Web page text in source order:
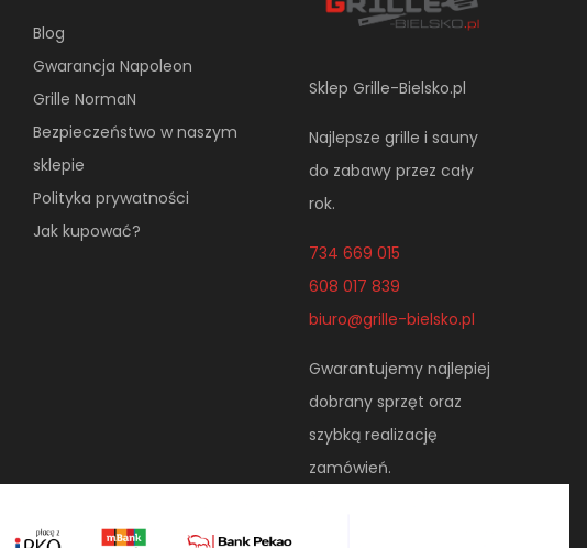
Blog
Gwarancja Napoleon
Grille NormaN
Bezpieczeństwo w naszym
sklepie
Polityka prywatności
Jak kupować?
Sklep Grille-Bielsko.pl
Najlepsze grille i sauny
do zabawy przez cały
rok.
734 669 015
608 017 839
biuro@grille-bielsko.pl
Gwarantujemy najlepiej
dobrany sprzęt oraz
szybką realizację
zamówień.